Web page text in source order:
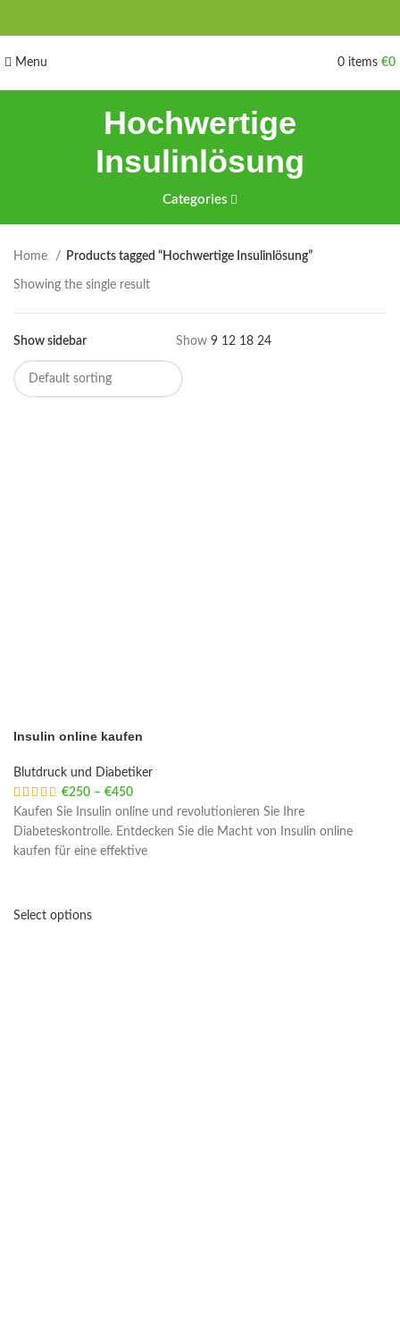
Menu 0 items €0
Hochwertige
Insulinlösung
Categories
Home Products tagged “Hochwertige Insulinlösung”
Showing the single result
Show sidebar Show 9 12 18 24
Insulin online kaufen
Blutdruck und Diabetiker
€250 – €450
Kaufen Sie Insulin online und revolutionieren Sie Ihre
Diabeteskontrolle. Entdecken Sie die Macht von Insulin online
kaufen für eine effektive
Select options